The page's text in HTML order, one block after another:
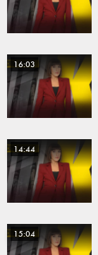
16:03
14:44
15:04